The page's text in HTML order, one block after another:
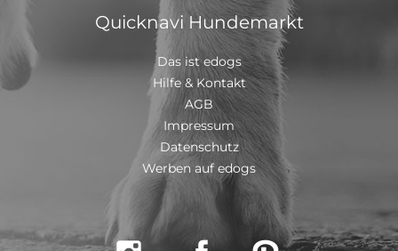
Quicknavi Hundemarkt
Das ist edogs
Hilfe & Kontakt
AGB
Impressum
Datenschutz
Werben auf edogs